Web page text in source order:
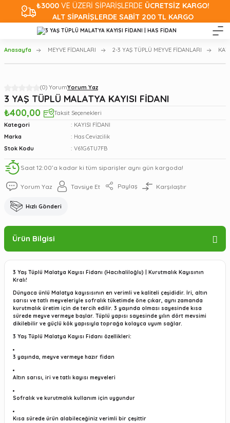
₺3000VE ÜZERİ SİPARİŞLERDE ÜCRETSİZ KARGO!
ALT SİPARİŞLERDE SABİT 200 TL KARGO
Anasayfa MEYVE FİDANLARI 2-3 YAŞ TÜPLÜ MEYVE FİDANLARI
(0) YorumYorum Yaz
3 YAŞ TÜPLÜ MALATYA KAYISI FİDANI
₺400,00
Taksit Seçenekleri
Kategori
KAYISI FİDANI
Marka
Has Cevizcilik
Stok Kodu
V61G6TU7FB
Saat 12:00’a kadar ki tüm siparişler aynı gün kargoda!
Yorum Yaz Tavsiye Et Paylaş Karşılaştır
Hızlı Gönderi
Ürün Bilgisi
3 Yaş Tüplü Malatya Kayısı Fidanı (Hacıhaliloğlu) | Kurutmalık Kayısının
Kralı!
Dünyaca ünlü Malatya kayısısının en verimli ve kaliteli çeşididir. İri, altın
sarısı ve tatlı meyveleriyle sofralık tüketimde öne çıkar, aynı zamanda
kurutmalık üretim için de tercih edilir. 3 yaşında olması sayesinde kısa
sürede meyve vermeye başlar. Tüplü yapısı sayesinde yılın dört mevsimi
dikilebilir ve güçlü kök yapısıyla toprağa kolayca uyum sağlar.
3 Yaş Tüplü Malatya Kayısı Fidanı özellikleri:
3 yaşında, meyve vermeye hazır fidan
Altın sarısı, iri ve tatlı kayısı meyveleri
Sofralık ve kurutmalık kullanım için uygundur
Kısa sürede ürün alabileceğiniz verimli bir çeşittir